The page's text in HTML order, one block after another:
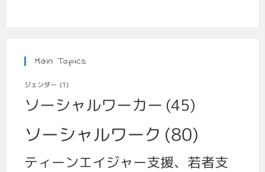
Main Topics
ジェンダー (1)
ソーシャルワーカー (45)
ソーシャルワーク (80)
ティーンエイジャー支援、若者支